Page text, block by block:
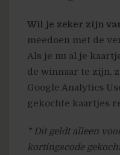
Wil je zeker zijn
meedoen met de
Als je nu al je
de winnaar te zijn,
Google Analytics
gekochte kaartjes
* Dit geldt alleen
kortingscode